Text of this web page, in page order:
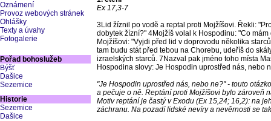
Oznámení
Provoz webových stránek
Ohlášky
Texty a úvahy
Fotogalerie
Pořad bohoslužeb
Býšť
Dašice
Sezemice
Historie
Sezemice
Dašice
Ex 17,3-7
3Lid žíznil po vodě a reptal proti Mojžíšovi. Řekli:
dobytek žízní?" 4Mojžíš volal k Hospodinu: "Co
Mojžíšovi: "Vyjdi před lid v doprovodu několika
tam budu stát před tebou na Chorebu, udeříš do
izraelských starců. 7Nazval pak jméno toho místa
Hospodina slovy: Je Hospodin uprostřed nás, nebo
"Je Hospodin uprostřed nás, nebo ne?" - touto
a pečuje o ně. Reptání proti Mojžíšovi bylo zároveň
Motiv reptání je častý v Exodu (Ex 15,24; 16,2): na
záchranu. Na pozadí lidské nevíry a nevěrnosti se